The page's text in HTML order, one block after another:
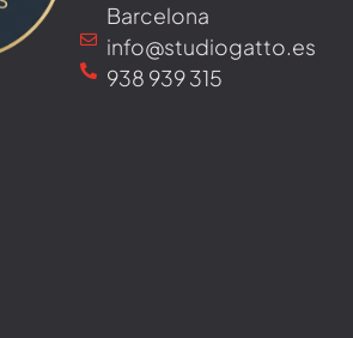
Barcelona
info@studiogatto.es
938 939 315